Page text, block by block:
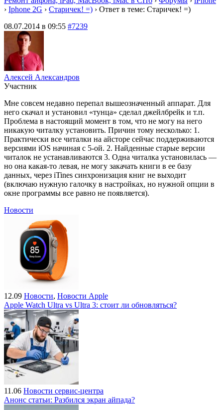
› Iphone 2G › Старичек! =) › Ответ в теме: Старичек! =)
08.07.2014 в 09:55 #7239
Алексей Александров
Участник
Мне совсем недавно перепал вышеозначенный аппарат. Для
него скачал и установил «тунца» сделал джейлбрейк и т.п.
Проблема в настоящий момент в том, что не могу на него
никакую читалку установить. Причин тому несколько: 1.
Практически все читалки на айсторе сейчас поддерживаются
версиями iOS начиная с 5-ой. 2. Найденные старые версии
читалок не устанавливаются 3. Одна читалка установилась —
но она какая-то левая, не могу закачать книги в ее базу
данных, через iTines синхронизация книг не выходит
(включаю нужную галочку в настройках, но нужной опции в
окне программы все равно не появляется).
Новости
12.09 Новости, Новости Apple
Apple Watch Ultra vs Ultra 3: стоит ли обновляться?
11.06 Новости сервис-центра
Анонс статьи: Разбился экран айпада?